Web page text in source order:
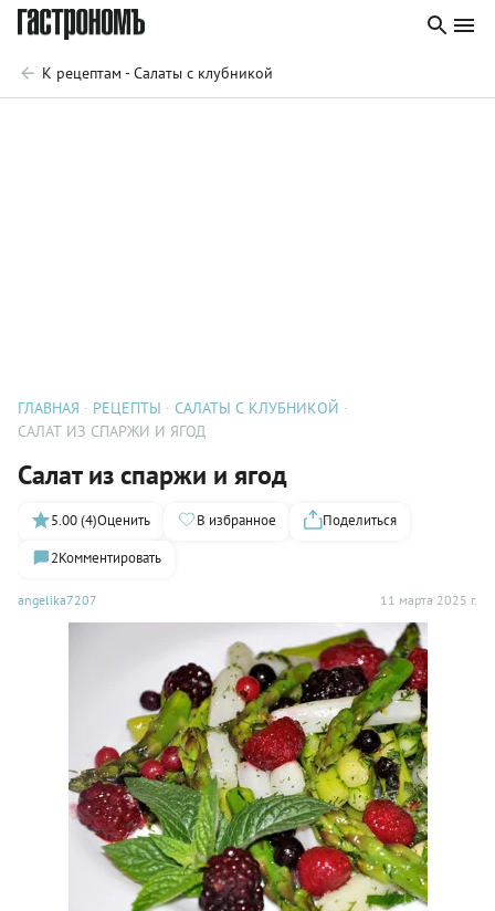
К рецептам - Салаты с клубникой
ГЛАВНАЯ РЕЦЕПТЫ
САЛАТЫ С КЛУБНИКОЙ
САЛАТ ИЗ СПАРЖИ И ЯГОД
Салат из спаржи и ягод
angelika7207 11 марта 2025 г.
5.00 (4)Оценить В избранное
Поделиться
2Комментировать